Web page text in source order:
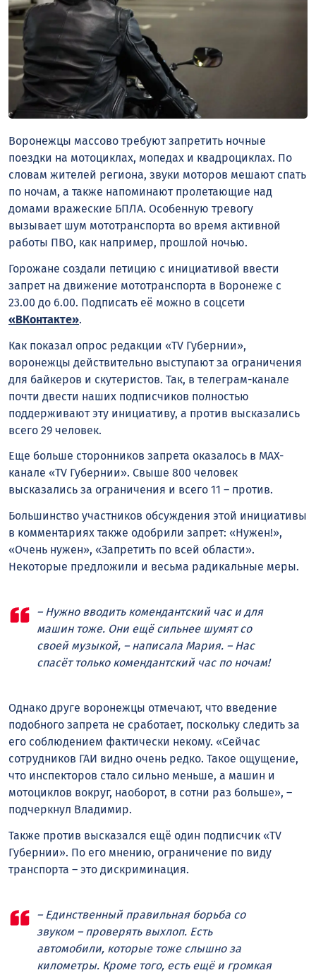
Воронежцы массово требуют запретить ночные
поездки на мотоциклах, мопедах и квадроциклах. По
словам жителей региона, звуки моторов мешают спать
по ночам, а также напоминают пролетающие над
домами вражеские БПЛА. Особенную тревогу
вызывает шум мототранспорта во время активной
работы ПВО, как например, прошлой ночью.
Горожане создали петицию с инициативой ввести
запрет на движение мототранспорта в Воронеже с
23.00 до 6.00. Подписать её можно в соцсети
«ВКонтакте».
Как показал опрос редакции «TV Губернии»,
воронежцы действительно выступают за ограничения
для байкеров и скутеристов. Так, в телеграм-канале
почти двести наших подписчиков полностью
поддерживают эту инициативу, а против высказались
всего 29 человек.
Еще больше сторонников запрета оказалось в MAX-
канале «TV Губернии». Свыше 800 человек
высказались за ограничения и всего 11 – против.
Большинство участников обсуждения этой инициативы
в комментариях также одобрили запрет: «Нужен!»,
«Очень нужен», «Запретить по всей области».
Некоторые предложили и весьма радикальные меры.
– Нужно вводить комендантский час и для
машин тоже. Они ещё сильнее шумят со
своей музыкой, – написала Мария. – Нас
спасёт только комендантский час по ночам!
Однако друге воронежцы отмечают, что введение
подобного запрета не сработает, поскольку следить за
его соблюдением фактически некому. «Сейчас
сотрудников ГАИ видно очень редко. Такое ощущение,
что инспекторов стало сильно меньше, а машин и
мотоциклов вокруг, наоборот, в сотни раз больше», –
подчеркнул Владимир.
Также против высказался ещё один подписчик «TV
Губернии». По его мнению, ограничение по виду
транспорта – это дискриминация.
– Единственный правильная борьба со
звуком – проверять выхлоп. Есть
автомобили, которые тоже слышно за
километры. Кроме того, есть ещё и громкая